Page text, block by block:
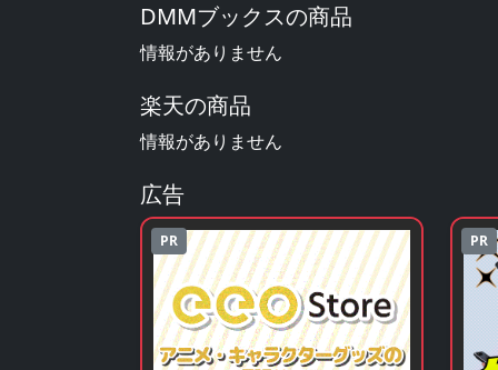
DMMブックスの商品
情報がありません
楽天の商品
情報がありません
広告
PR PR